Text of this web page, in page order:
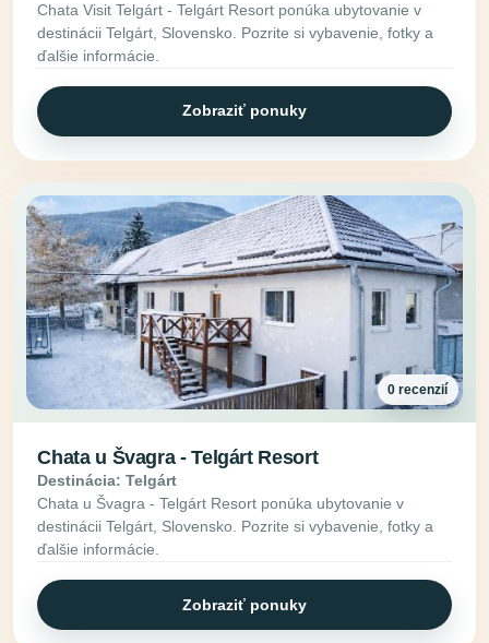
Chata Visit Telgárt - Telgárt Resort ponúka ubytovanie v
destinácii Telgárt, Slovensko. Pozrite si vybavenie, fotky a
ďalšie informácie.
Zobraziť ponuky
0 recenzií
Chata u Švagra - Telgárt Resort
Destinácia: Telgárt
Chata u Švagra - Telgárt Resort ponúka ubytovanie v
destinácii Telgárt, Slovensko. Pozrite si vybavenie, fotky a
ďalšie informácie.
Zobraziť ponuky